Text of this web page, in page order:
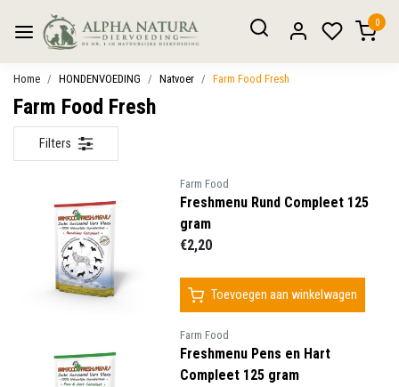
0
Home HONDENVOEDING Natvoer Farm Food Fresh
Farm Food Fresh
Filters
Farm Food
Freshmenu Rund Compleet 125
gram
€2,20
Toevoegen aan winkelwagen
Farm Food
Freshmenu Pens en Hart
Compleet 125 gram